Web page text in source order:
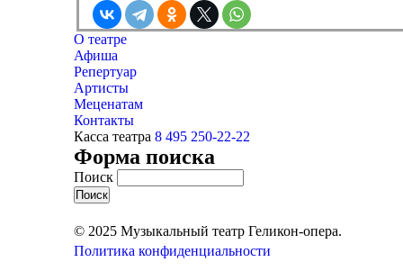
О театре
Афиша
Репертуар
Артисты
Меценатам
Контакты
Касса театра 8 495 250-22-22
Форма поиска
Поиск
© 2025 Музыкальный театр Геликон-опера.
Политика конфиденциальности